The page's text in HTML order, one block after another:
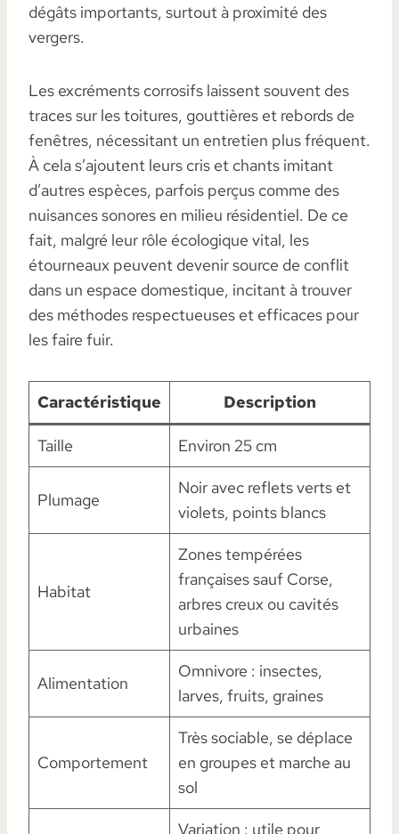
dégâts importants, surtout à proximité des
vergers.
Les excréments corrosifs laissent souvent des
traces sur les toitures, gouttières et rebords de
fenêtres, nécessitant un entretien plus fréquent.
À cela s’ajoutent leurs cris et chants imitant
d’autres espèces, parfois perçus comme des
nuisances sonores en milieu résidentiel. De ce
fait, malgré leur rôle écologique vital, les
étourneaux peuvent devenir source de conflit
dans un espace domestique, incitant à trouver
des méthodes respectueuses et efficaces pour
les faire fuir.
Caractéristique Description
Taille Environ 25 cm
Plumage
Noir avec reflets verts et
violets, points blancs
Habitat
Zones tempérées
françaises sauf Corse,
arbres creux ou cavités
urbaines
Alimentation
Omnivore : insectes,
larves, fruits, graines
Comportement
Très sociable, se déplace
en groupes et marche au
sol
Variation : utile pour